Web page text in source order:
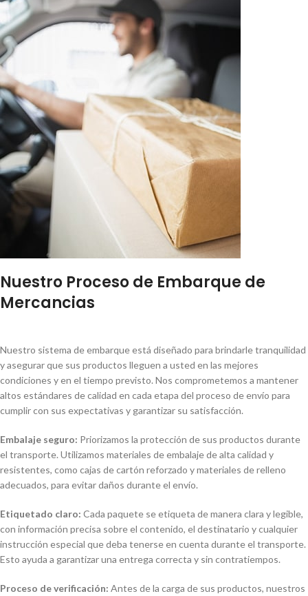
Nuestro Proceso de Embarque de
Mercancias
Nuestro sistema de embarque está diseñado para brindarle tranquilidad
y asegurar que sus productos lleguen a usted en las mejores
condiciones y en el tiempo previsto. Nos comprometemos a mantener
altos estándares de calidad en cada etapa del proceso de envío para
cumplir con sus expectativas y garantizar su satisfacción.
Embalaje seguro: Priorizamos la protección de sus productos durante
el transporte. Utilizamos materiales de embalaje de alta calidad y
resistentes, como cajas de cartón reforzado y materiales de relleno
adecuados, para evitar daños durante el envío.
Etiquetado claro: Cada paquete se etiqueta de manera clara y legible,
con información precisa sobre el contenido, el destinatario y cualquier
instrucción especial que deba tenerse en cuenta durante el transporte.
Esto ayuda a garantizar una entrega correcta y sin contratiempos.
Proceso de verificación: Antes de la carga de sus productos, nuestros